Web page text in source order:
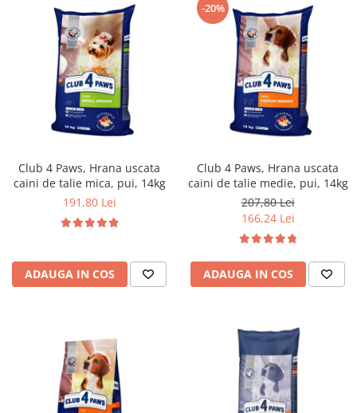
Club 4 Paws, Hrana uscata
caini de talie mica, pui, 14kg
191,80 Lei
ADAUGA IN COS
-20%
Club 4 Paws, Hrana uscata
caini de talie medie, pui, 14kg
207,80 Lei
166,24 Lei
ADAUGA IN COS